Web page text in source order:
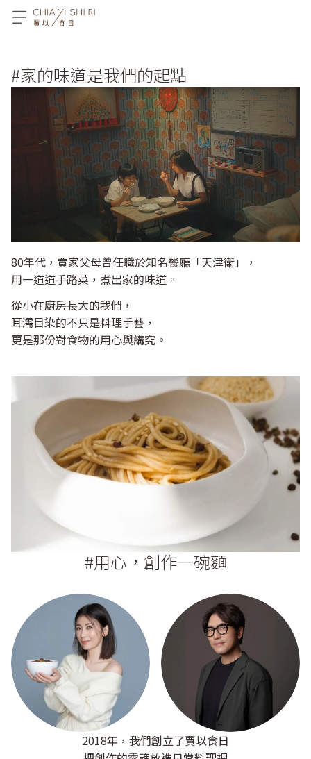
#家的味道是我們的起點
80年代，賈家父母曾任職於知名餐廳「天津衛」，
用一道道手路菜，煮出家的味道。
從小在廚房長大的我們，
耳濡目染的不只是料理手藝，
更是那份對食物的用心與講究。
#用心，創作一碗麵
2018年，我們創立了賈以食日